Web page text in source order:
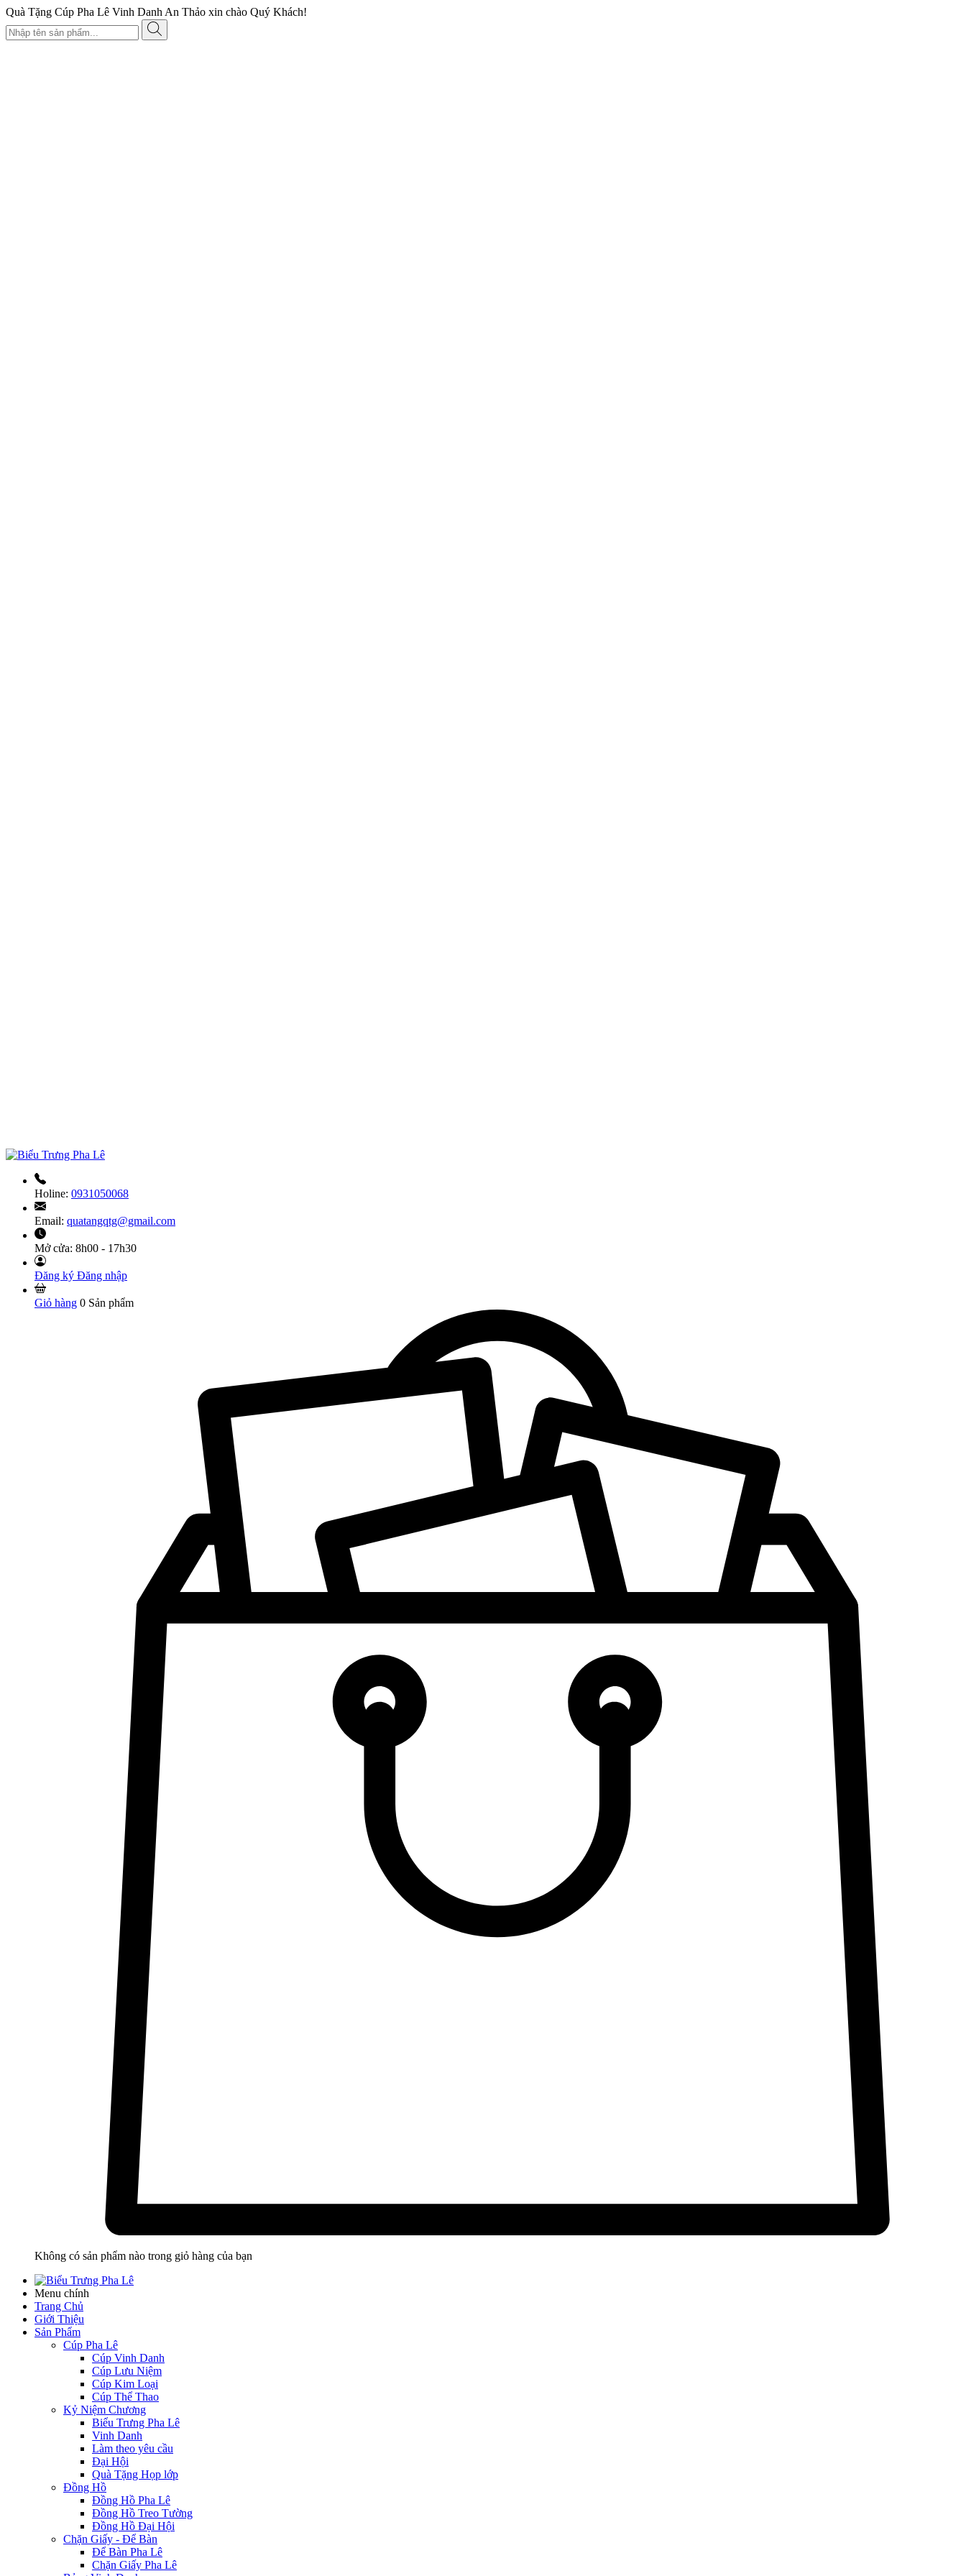
Quà Tặng Cúp Pha Lê Vinh Danh An Thảo xin chào Quý Khách!
Holine: 0931050068
Email: quatangqtg@gmail.com
Mở cửa: 8h00 - 17h30
Đăng ký Đăng nhập
Giỏ hàng 0 Sản phẩm
Không có sản phẩm nào trong giỏ hàng của bạn
Menu chính
Trang Chủ
Giới Thiệu
Sản Phẩm
Cúp Pha Lê
Cúp Vinh Danh
Cúp Lưu Niệm
Cúp Kim Loại
Cúp Thể Thao
Kỷ Niệm Chương
Biểu Trưng Pha Lê
Vinh Danh
Làm theo yêu cầu
Đại Hội
Quà Tặng Họp lớp
Đồng Hồ
Đồng Hồ Pha Lê
Đồng Hồ Treo Tường
Đồng Hồ Đại Hội
Chặn Giấy - Để Bàn
Để Bàn Pha Lê
Chặn Giấy Pha Lê